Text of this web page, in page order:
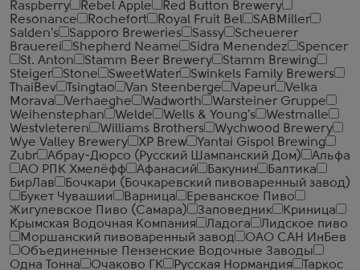
Raspberry
Rebel Apple
Red Button Brewery
Resonance
Rochefort Royal Fruit Bel
SABMiller
Salden's
Sapporo Breweries Sassy
Scheuerer
Brauerei
Shepherd Neame Sidra Menendez
Spencer
St. Anton
Stamm Beer Brewery
Stamm Brewing
Steiger
Stone SweetWater
Swinkels Family Brewers
ThaiBev
Tsingtao Van Steenberge Vapeur
Velka
Morava
Verhaeghe Wadworth
Warsteiner Gruppe
Weihenstephan
Welde Wells & Young's
Westmalle
Westvleteren
Williams Brothers
Wychwood Brewery
Wye Valley Brewery
XP Brew
Yantai Gispol Brewing
Zubr
Абрау-Дюрсо (Русский Шампанский Дом)
Альфа
АО РПК Хмелёфф
Афанасий Бакунин
Балтика
БирЛав
Бочкари (Бочкаревский пивоваренный завод)
Букет Чувашии
Варница
Ереванское Пиво
Жигулевское Пиво (Самара)
Заповедник
Криница
Крымская Водочная Компания
Ладога
Лидское пиво
Моршанский пивоваренный завод
ОАО САН ИнБев
Объединенные Пензенские Водочные Заводы
Одна Тонна
Очаково ГК Русская Нормандия
Таркос